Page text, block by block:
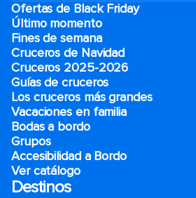
Ofertas de Black Friday
Último momento
Fines de semana
Cruceros de Navidad
Cruceros 2025-2026
Guías de cruceros
Los cruceros más grandes
Vacaciones en familia
Bodas a bordo
Grupos
Accesibilidad a Bordo
Ver catálogo
Destinos